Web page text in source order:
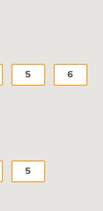
5 6
5